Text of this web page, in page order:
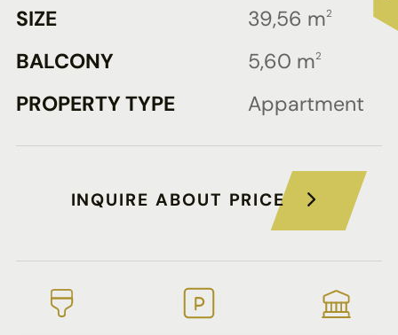
SIZE
39,56 m2
BALCONY 5,60 m2
PROPERTY TYPE Appartment
INQUIRE ABOUT PRICE